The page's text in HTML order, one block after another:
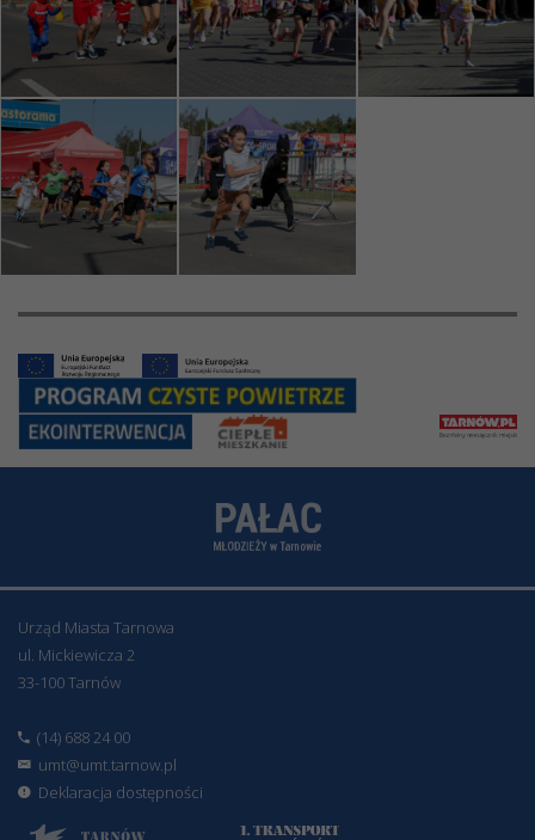
Urząd Miasta Tarnowa
ul. Mickiewicza 2
33-100 Tarnów
(14) 688 24 00
umt@umt.tarnow.pl
Deklaracja dostępności